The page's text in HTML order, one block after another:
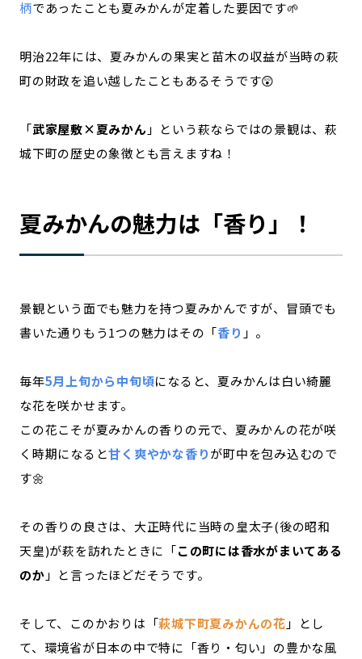
柄であったことも夏みかんが定着した要因です🌱
明治22年には、夏みかんの果実と苗木の収益が当時の萩
町の財政を追い越したこともあるそうです😲
「武家屋敷×夏みかん 」という萩ならではの景観は、萩
城下町の歴史の象徴とも言えますね！
夏みかんの魅力は「香り」！
景観という面でも魅力を持つ夏みかんですが、冒頭でも
書いた通りもう1つの魅力はその「香り 」。
毎年5月上旬から中旬頃になると、夏みかんは白い綺麗
な花を咲かせます。
この花こそが夏みかんの香りの元で、夏みかんの花が咲
く時期になると甘く爽やかな香りが町中を包み込むので
す🌼
その香りの良さは、大正時代に当時の皇太子(後の昭和
天皇)が萩を訪れたときに「この町には香水がまいてある
のか 」と言ったほどだそうです。
そして、このかおりは「萩城下町夏みかんの花 」とし
て、環境省が日本の中で特に「香り・匂い」の豊かな風